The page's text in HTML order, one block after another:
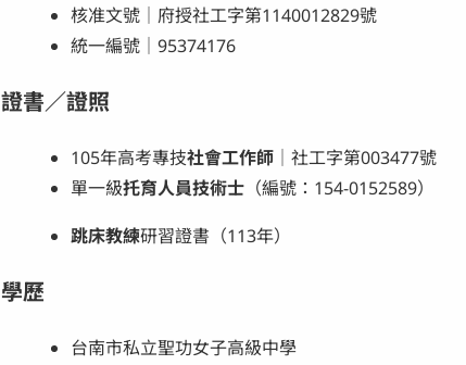
核准文號｜府授社工字第1140012829號
統一編號｜95374176
證書／證照
105年高考專技社會工作師 ｜社工字第003477號
單一級托育人員技術士 （編號：154-0152589）
跳床教練研習證書（113年）
學歷
台南市私立聖功女子高級中學